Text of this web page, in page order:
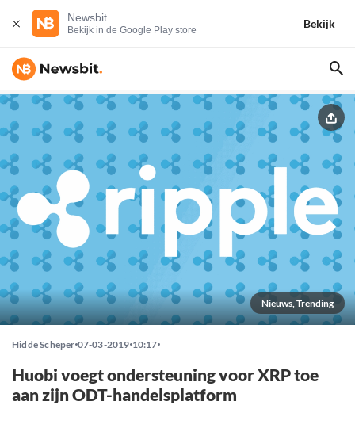
Newsbit
Bekijk in de Google Play store
Bekijk
Nieuws, Trending
Hidde Scheper 07-03-2019 10:17
Huobi voegt ondersteuning voor XRP toe
aan zijn ODT-handelsplatform